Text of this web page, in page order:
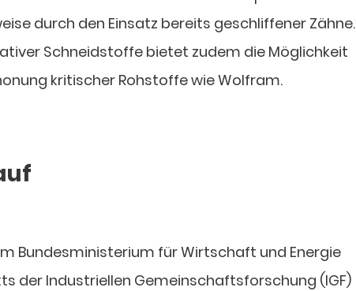
durch den Einsatz bereits geschliffener Zähne.
Schneidstoffe bietet zudem die Möglichkeit
kritischer Rohstoffe wie Wolfram.
Bundesministerium für Wirtschaft und Energie
der Industriellen Gemeinschaftsforschung (IGF)